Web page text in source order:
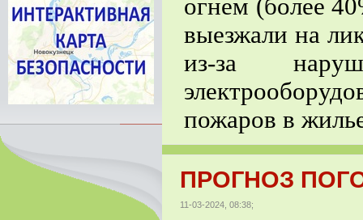
огнем (более
выезжали на
из-за
пожаров в
ПРОГНОЗ
11-03-2024, 08:38;